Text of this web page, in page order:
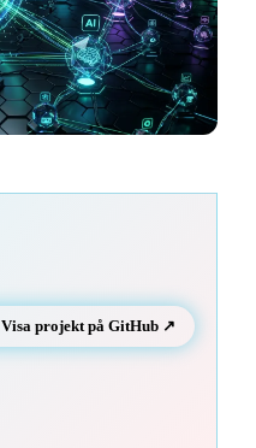
Visa projekt på GitHub ↗